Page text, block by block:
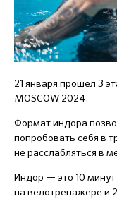
21 января прошел 3
MOSCOW 2024.
Формат индора
попробовать себя в
не расслабляться в
Индор — это 10 минут
на велотренажере и